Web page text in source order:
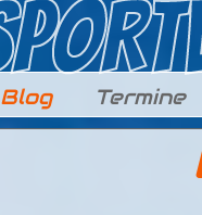
Blog Termine